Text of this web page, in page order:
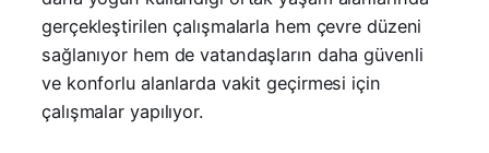
gerçekleştirilen çalışmalarla hem çevre düzeni
sağlanıyor hem de vatandaşların daha güvenli
ve konforlu alanlarda vakit geçirmesi için
çalışmalar yapılıyor.